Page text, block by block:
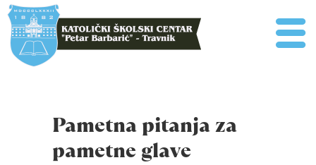
Pametna pitanja za
pametne glave